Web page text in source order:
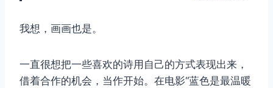
我想，画画也是。
一直很想把一些喜欢的诗用自己的方式表现出来，
借着合作的机会，当作开始。在电影“蓝色是最温暖